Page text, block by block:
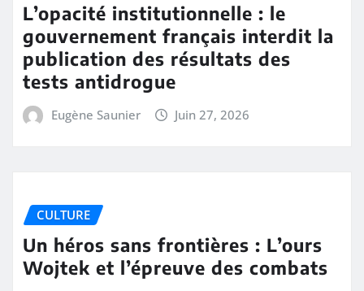
L’opacité institutionnelle : le
gouvernement français interdit la
publication des résultats des
tests antidrogue
Eugène Saunier Juin 27, 2026
CULTURE
Un héros sans frontières : L’ours
Wojtek et l’épreuve des combats